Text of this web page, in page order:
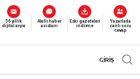
Yeni nesil dijital
19 TL’den başlayan fiyatlarla.
GİRİŞ